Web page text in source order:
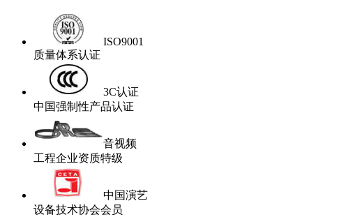
ISO9001
质量体系认证
3C认证
中国强制性产品认证
音视频
工程企业资质特级
中国演艺
设备技术协会会员